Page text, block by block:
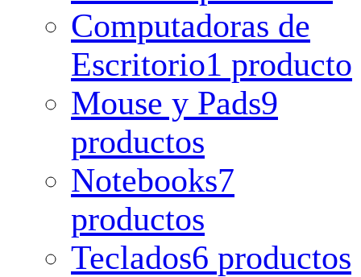
Computadoras de
Escritorio1 producto
Mouse y Pads9
productos
Notebooks7
productos
Teclados6 productos